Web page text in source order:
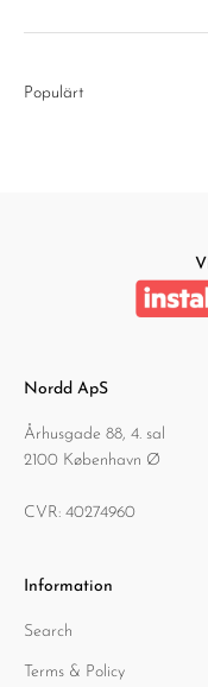
Populärt
Nordd ApS
Århusgade 88, 4. sal
2100 København Ø
CVR: 40274960
Information
Search
Terms & Policy